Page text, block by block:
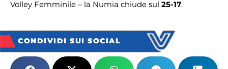
Volley Femminile – la Numia chiude sul 25-17.
CONDIVIDI SUI SOCIAL